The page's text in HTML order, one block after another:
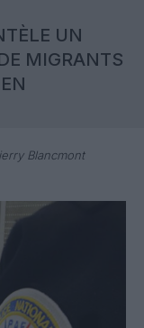
UN
MIGRANTS
Blancmont